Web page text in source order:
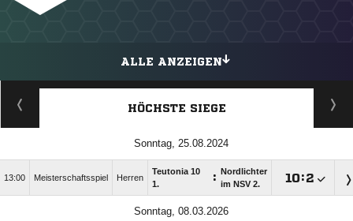
ALLE ANZEIGEN
HÖCHSTE SIEGE
Sonntag, 25.08.2024
13:00 Meisterschaftsspiel Herren
Teutonia 10
1.
:
Nordlichter
im NSV 2.
:
Sonntag, 08.03.2026